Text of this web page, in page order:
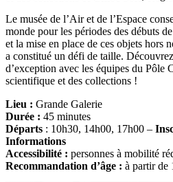
Le musée de l’Air et de l’Espace
monde pour les périodes des débuts
et la mise en place de ces objets hors
a constitué un défi de taille.
d’exception avec les équipes du Pôle
scientifique et des collections !
Lieu : Grande Galerie
Durée : 45 minutes
Départs : 10h30, 14h00, 17h00 –
Informations
Accessibilité : personnes à mobilité
Recommandation d’âge : à partir de